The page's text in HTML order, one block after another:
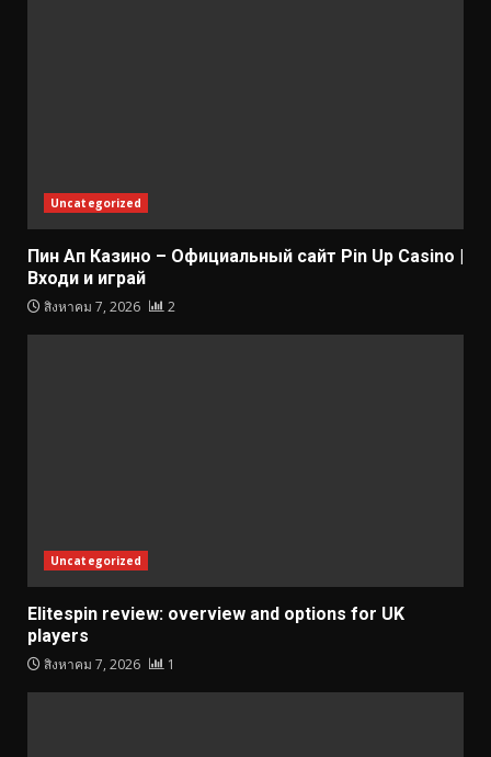
Uncategorized
Пин Ап Казино – Официальный сайт Pin Up Casino |
Входи и играй
สิงหาคม 7, 2026 2
Uncategorized
Elitespin review: overview and options for UK
players
สิงหาคม 7, 2026 1